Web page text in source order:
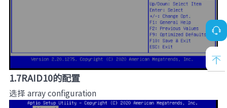
1.7RAID10的配置
选择 array configuration